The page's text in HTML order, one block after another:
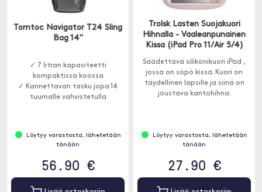
Tomtoc Navigator T24 Sling
Bag 14"
✓ 7 litran kapasiteetti
kompaktissa koossa
✓ Kannettavan tasku jopa 14
tuumalle vahvistetulla
Löytyy varastosta, lähetetään
tänään
56.90 €
Trolsk Lasten Suojakuori
Hihnalla - Vaaleanpunainen
Kissa (iPad Pro 11/Air 5/4)
Säädettävä silikonikuori iPad ,
jossa on söpö kissa. Kuori on
täydellinen lapsille ja siinä on
joustava kantohihna.
Löytyy varastosta, lähetetään
tänään
27.90 €